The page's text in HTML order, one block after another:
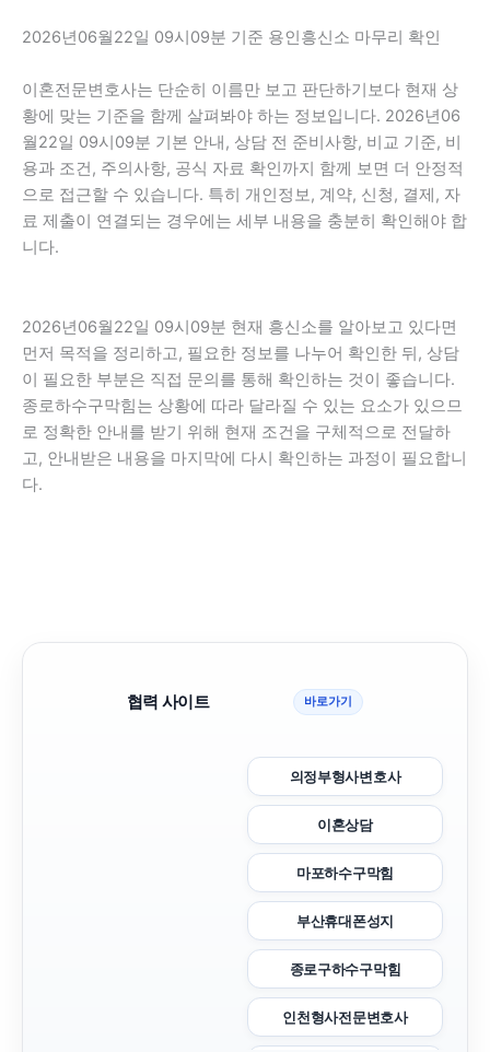
2026년06월22일 09시09분 기준 용인흥신소 마무리 확인
이혼전문변호사는 단순히 이름만 보고 판단하기보다 현재 상
황에 맞는 기준을 함께 살펴봐야 하는 정보입니다. 2026년06
월22일 09시09분 기본 안내, 상담 전 준비사항, 비교 기준, 비
용과 조건, 주의사항, 공식 자료 확인까지 함께 보면 더 안정적
으로 접근할 수 있습니다. 특히 개인정보, 계약, 신청, 결제, 자
료 제출이 연결되는 경우에는 세부 내용을 충분히 확인해야 합
니다.
2026년06월22일 09시09분 현재 흥신소를 알아보고 있다면
먼저 목적을 정리하고, 필요한 정보를 나누어 확인한 뒤, 상담
이 필요한 부분은 직접 문의를 통해 확인하는 것이 좋습니다.
종로하수구막힘는 상황에 따라 달라질 수 있는 요소가 있으므
로 정확한 안내를 받기 위해 현재 조건을 구체적으로 전달하
고, 안내받은 내용을 마지막에 다시 확인하는 과정이 필요합니
다.
협력 사이트 바로가기
의정부형사변호사
이혼상담
마포하수구막힘
부산휴대폰성지
종로구하수구막힘
인천형사전문변호사